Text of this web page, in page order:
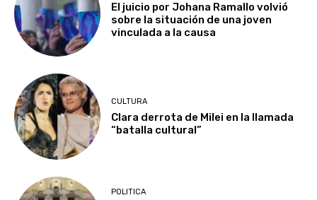
El juicio por Johana Ramallo volvió
sobre la situación de una joven
vinculada a la causa
CULTURA
Clara derrota de Milei en la llamada
“batalla cultural”
POLITICA